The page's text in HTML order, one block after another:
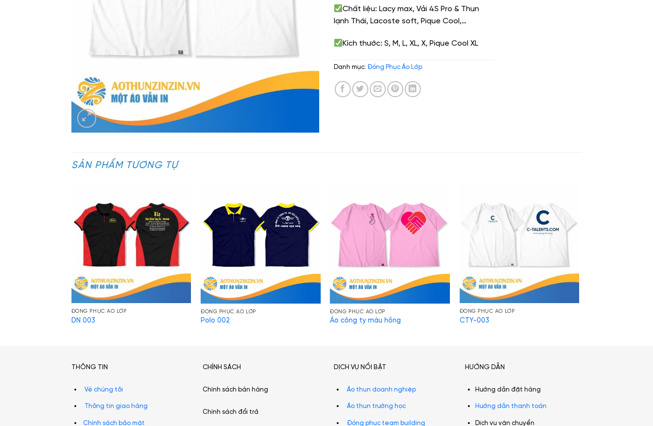
Chất liệu: Lacy max, Vải 4S Pro & Thun
lạnh Thái, Lacoste soft, Pique Cool,…
Kích thước: S, M, L, XL, X, Pique Cool XL
Danh mục: Đồng Phục Áo Lớp
SẢN PHẨM TƯƠNG TỰ
ĐỒNG PHỤC ÁO LỚP
DN 003
ĐỒNG PHỤC ÁO LỚP
Polo 002
ĐỒNG PHỤC ÁO LỚP
Áo công ty màu hồng
ĐỒNG PHỤC ÁO LỚP
CTY-003
THÔNG TIN
Về chúng tôi
Thông tin giao hàng
Chính sách bảo mật
CHÍNH SÁCH
Chính sách bán hàng
Chính sách đổi trả
DỊCH VỤ NỔI BẬT
Áo thun doanh nghiệp
Áo thun trường học
Đồng phục team building
HƯỚNG DẪN
Hướng dẫn đặt hàng
Hướng dẫn thanh toán
Dịch vụ vận chuyển